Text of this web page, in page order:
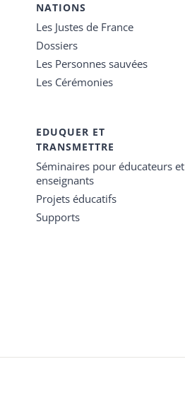
NATIONS
Les Justes de France
Dossiers
Les Personnes sauvées
Les Cérémonies
EDUQUER ET
TRANSMETTRE
Séminaires pour éducateurs et
enseignants
Projets éducatifs
Supports